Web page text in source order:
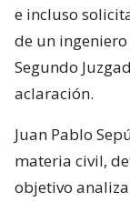
e incluso
de un
Segundo
aclaración.
Juan Pablo
materia civil,
objetivo